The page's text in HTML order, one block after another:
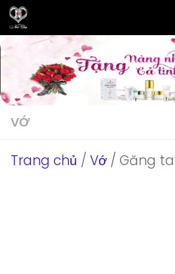
Skip to content
VỚ
Trang chủ / Vớ / Găng